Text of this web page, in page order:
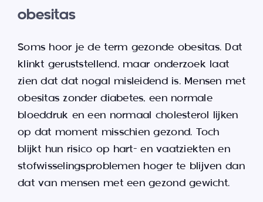
obesitas
Soms hoor je de term gezonde obesitas. Dat
klinkt geruststellend, maar onderzoek laat
zien dat dat nogal misleidend is. Mensen met
obesitas zonder diabetes, een normale
bloeddruk en een normaal cholesterol lijken
op dat moment misschien gezond. Toch
blijkt hun risico op hart- en vaatziekten en
stofwisselingsproblemen hoger te blijven dan
dat van mensen met een gezond gewicht.